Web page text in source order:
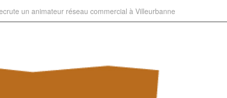
un animateur réseau commercial à Villeurbanne